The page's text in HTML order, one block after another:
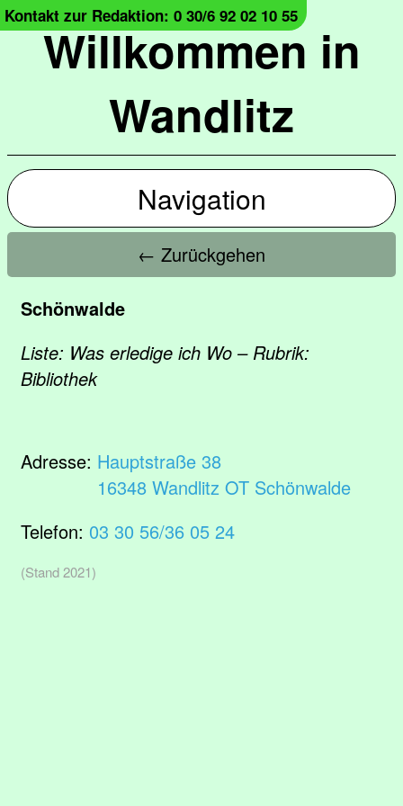
Willkommen in
Wandlitz
Kontakt zur Redaktion: 0 30/6 92 02 10 55
Navigation
← Zurückgehen
Schönwalde
Liste: Was erledige ich Wo – Rubrik:
Bibliothek
Adresse: Hauptstraße 38
16348 Wandlitz OT Schönwalde
Telefon: 03 30 56/36 05 24
(Stand 2021)